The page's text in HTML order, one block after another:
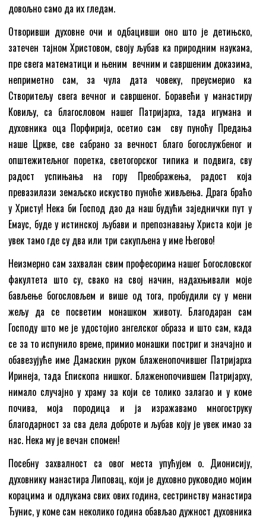
довољно само да их гледам.
Отворивши духовне очи и одбацивши оно што је детињско,
затечен тајном Христовом, своју љубав ка природним наукама,
пре свега математици и њеним вечним и савршеним доказима,
неприметно сам, за чула дата човеку, преусмерио ка
Створитељу свега вечног и савршеног. Боравећи у манастиру
Ковиљу, са благословом нашег Патријарха, тада игумана и
духовника оца Порфирија, осетио сам сву пуноћу Предања
наше Цркве, све сабрано за вечност благо богослужбеног и
општежитељног поретка, светогорског типика и подвига, сву
радост успињања на гору Преображења, радост која
превазилази земаљско искуство пуноће живљења. Драга браћо
у Христу! Нека би Господ дао да наш будући заједнички пут у
Емаус, буде у истинској љубави и препознавању Христа који је
увек тамо где су два или три сакупљена у име Његово!
Неизмерно сам захвалан свим професорима нашег Богословског
факултета што су, свако на свој начин, надахњивали моје
бављење богословљем и више од тога, пробудили су у мени
жељу да се посветим монашком животу. Благодаран сам
Господу што ме је удостојио ангелског образа и што сам, када
се за то испунило време, примио монашки постриг и значајно и
обавезујуће име Дамаскин руком блаженопочившег Патријарха
Иринеја, тада Епископа нишког. Блаженопочившем Патријарху,
нимало случајно у храму за који се толико залагао и у коме
почива, моја породица и ја изражавамо многоструку
благодарност за сва дела доброте и љубав коју је увек имао за
нас. Нека му је вечан спомен!
Посебну захвалност са овог места упућујем о. Дионисију,
духовнику манастира Липовац, који је духовно руководио мојим
корацима и одлукама свих ових година, сестринству манастира
Ђунис, у коме сам неколико година обављао дужност духовника